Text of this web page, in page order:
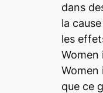
dans
la
les
Women
Women
que ce